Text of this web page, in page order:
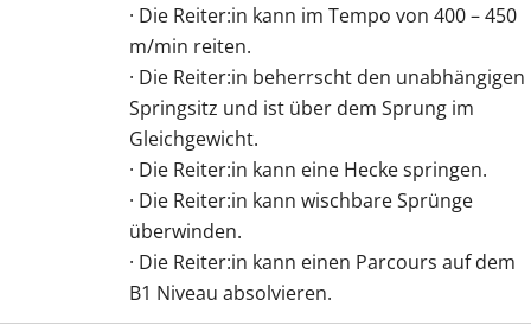
· Die Reiter:in kann im Tempo von 400 – 450
m/min reiten.
· Die Reiter:in beherrscht den unabhängigen
Springsitz und ist über dem Sprung im
Gleichgewicht.
· Die Reiter:in kann eine Hecke springen.
· Die Reiter:in kann wischbare Sprünge
überwinden.
· Die Reiter:in kann einen Parcours auf dem
B1 Niveau absolvieren.